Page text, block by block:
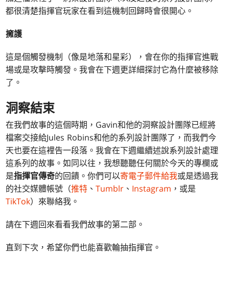
都很清楚指揮官玩家在看到這機制回歸時會很開心。
擁護
這是個觸發機制（像是地落和星彩），會在你的指揮官進戰
場或是攻擊時觸發。我會在下週更詳細探討它為什麼被移除
了。
洞察結束
在我們故事的這個時期，Gavin和他的洞察設計團隊已經將
檔案交接給Jules Robins和他的系列設計團隊了，而我們今
天也要在這裡告一段落。我會在下週繼續述說系列設計處理
這系列的故事。如同以往，我想聽聽任何關於今天的專欄或
是指揮官傳奇的回饋。你們可以寄電子郵件給我或是透過我
的社交媒體帳號（推特 、Tumblr 、 Instagram ，或是
TikTok）來聯絡我。
請在下週回來看看我們故事的第二部。
直到下次，希望你們也能喜歡輪抽指揮官。